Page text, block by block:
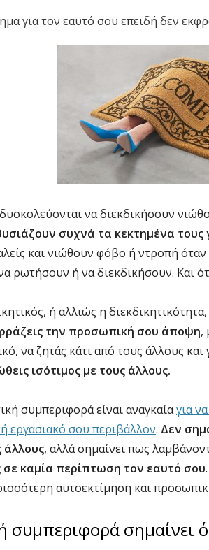
για τον εαυτό σου επειδή δεν
να διεκδικήσουν
συχνά τα κεκτημένα τους
και νιώθουν φόβο ή ντροπή
ρωτήσουν ή να διεκδικήσουν. Και
ή αλλιώς η
την προσωπική σου άποψη,
να ζητάς κάτι από τους άλλους και
ισότιμος με τους άλλους.
συμπεριφορά είναι αναγκαίαγια
εργασιακό σου περιβάλλον. Δεν
άλλους, αλλά σημαίνει πως
σε καμία περίπτωση τον εαυτό σου
αυτοεκτίμηση και
συμπεριφορά σημαίνει